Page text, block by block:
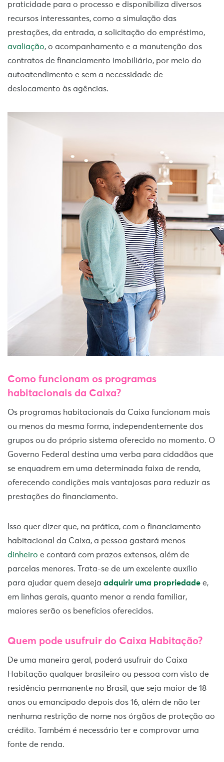
praticidade para o processo e disponibiliza diversos
recursos interessantes, como a simulação das
prestações, da entrada, a solicitação do empréstimo,
avaliação, o acompanhamento e a manutenção dos
contratos de financiamento imobiliário, por meio do
autoatendimento e sem a necessidade de
deslocamento às agências.
Como funcionam os programas
habitacionais da Caixa?
Os programas habitacionais da Caixa funcionam mais
ou menos da mesma forma, independentemente dos
grupos ou do próprio sistema oferecido no momento. O
Governo Federal destina uma verba para cidadãos que
se enquadrem em uma determinada faixa de renda,
oferecendo condições mais vantajosas para reduzir as
prestações do financiamento.
Isso quer dizer que, na prática, com o financiamento
habitacional da Caixa, a pessoa gastará menos
dinheiro e contará com prazos extensos, além de
parcelas menores. Trata-se de um excelente auxílio
para ajudar quem deseja adquirir uma propriedade e,
em linhas gerais, quanto menor a renda familiar,
maiores serão os benefícios oferecidos.
Quem pode usufruir do Caixa Habitação?
De uma maneira geral, poderá usufruir do Caixa
Habitação qualquer brasileiro ou pessoa com visto de
residência permanente no Brasil, que seja maior de 18
anos ou emancipado depois dos 16, além de não ter
nenhuma restrição de nome nos órgãos de proteção ao
crédito. Também é necessário ter e comprovar uma
fonte de renda.